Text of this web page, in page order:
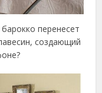
перенесет
создающий